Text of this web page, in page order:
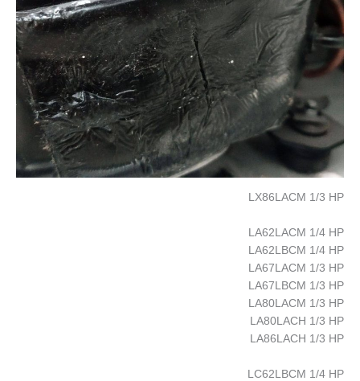
LX86LACM 1/3 HP
LA62LACM 1/4 HP
LA62LBCM 1/4 HP
LA67LACM 1/3 HP
LA67LBCM 1/3 HP
LA80LACM 1/3 HP
LA80LACH 1/3 HP
LA86LACH 1/3 HP
LC62LBCM 1/4 HP